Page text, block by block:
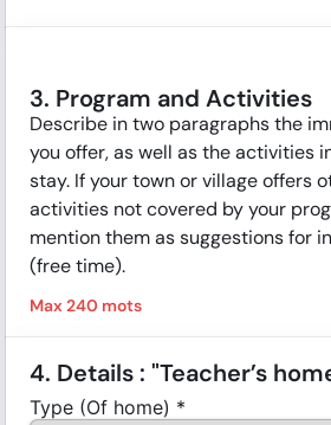
3. Program and Activities
Describe in two paragraphs the
you offer, as well as the activities
stay. If your town or village offers
activities not covered by your
mention them as suggestions for
(free time).
Max 240 mots
4. Details : "Teacher’s
Type (Of home) *